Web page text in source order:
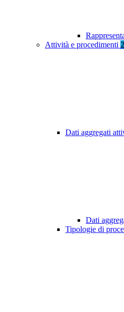
Attività e procedimenti 2
Dati aggregati
Dati
Tipologie di